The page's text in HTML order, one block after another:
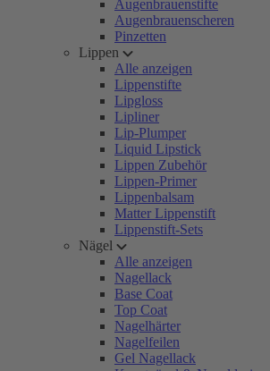
Augenbrauenstifte
Augenbrauenscheren
Pinzetten
Lippen
Alle anzeigen
Lippenstifte
Lipgloss
Lipliner
Lip-Plumper
Liquid Lipstick
Lippen Zubehör
Lippen-Primer
Lippenbalsam
Matter Lippenstift
Lippenstift-Sets
Nägel
Alle anzeigen
Nagellack
Base Coat
Top Coat
Nagelhärter
Nagelfeilen
Gel Nagellack